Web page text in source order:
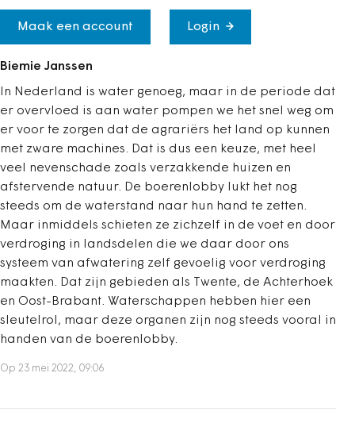
Maak een account Login
Biemie Janssen
In Nederland is water genoeg, maar in de periode dat
er overvloed is aan water pompen we het snel weg om
er voor te zorgen dat de agrariërs het land op kunnen
met zware machines. Dat is dus een keuze, met heel
veel nevenschade zoals verzakkende huizen en
afstervende natuur. De boerenlobby lukt het nog
steeds om de waterstand naar hun hand te zetten.
Maar inmiddels schieten ze zichzelf in de voet en door
verdroging in landsdelen die we daar door ons
systeem van afwatering zelf gevoelig voor verdroging
maakten. Dat zijn gebieden als Twente, de Achterhoek
en Oost-Brabant. Waterschappen hebben hier een
sleutelrol, maar deze organen zijn nog steeds vooral in
handen van de boerenlobby.
Op 23 mei 2022, 09:06